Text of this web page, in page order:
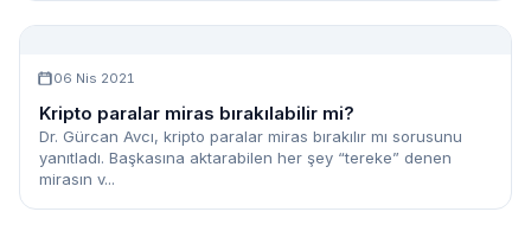
06 Nis 2021
Kripto paralar miras bırakılabilir mi?
Dr. Gürcan Avcı, kripto paralar miras bırakılır mı sorusunu
yanıtladı. Başkasına aktarabilen her şey “tereke” denen
mirasın v...